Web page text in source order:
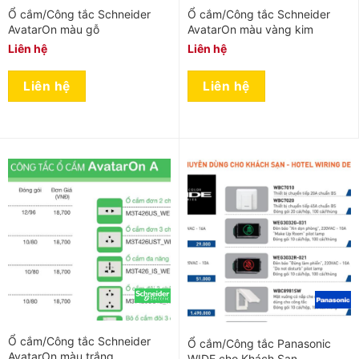
Ổ cắm/Công tắc Schneider
AvatarOn màu gỗ
Liên hệ
Liên hệ
Ổ cắm/Công tắc Schneider
AvatarOn màu vàng kim
Liên hệ
Liên hệ
Ổ cắm/Công tắc Schneider
Ổ cắm/Công tắc Panasonic